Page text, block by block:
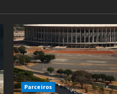
Parceiros